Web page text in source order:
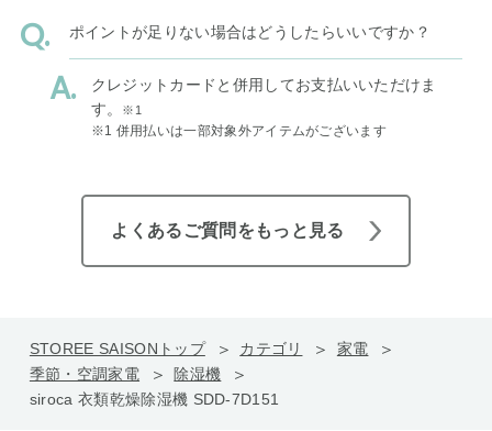
ポイントが足りない場合はどうしたらいいですか？
クレジットカードと併用してお支払いいただけま
す。
※1
※1 併用払いは一部対象外アイテムがございます
よくあるご質問をもっと見る
STOREE SAISONトップ カテゴリ
家電
季節・空調家電
除湿機
siroca 衣類乾燥除湿機 SDD-7D151